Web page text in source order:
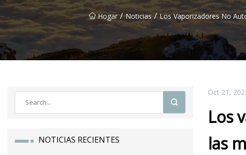
Hogar / Noticias / Los Vaporizadores No
NOTICIAS RECIENTES
Oct 21,
Los
las